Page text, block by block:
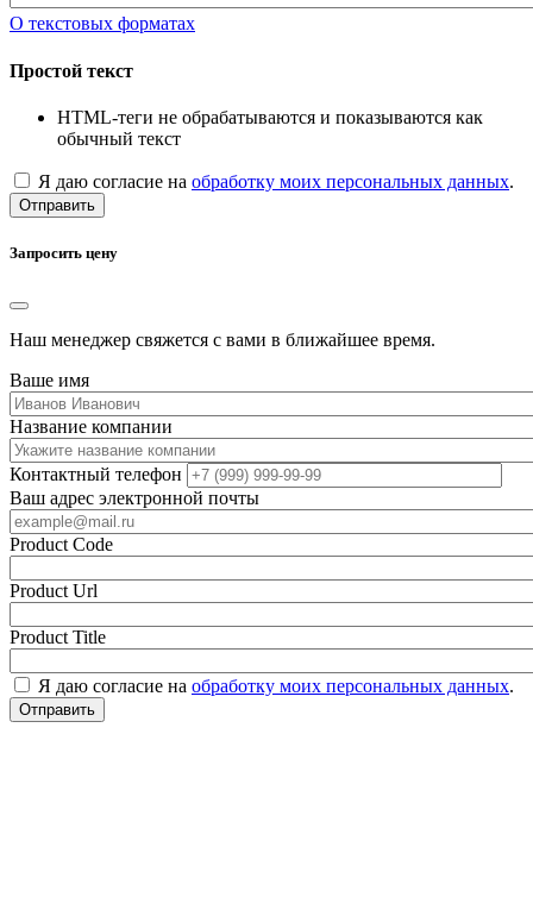
О текстовых форматах
Простой текст
HTML-теги не обрабатываются и показываются как
обычный текст
Я даю согласие на обработку моих персональных данных.
Отправить
Запросить цену
Наш менеджер свяжется с вами в ближайшее время.
Ваше имя
Название компании
Контактный телефон
Ваш адрес электронной почты
Product Code
Product Url
Product Title
Я даю согласие на обработку моих персональных данных.
Отправить